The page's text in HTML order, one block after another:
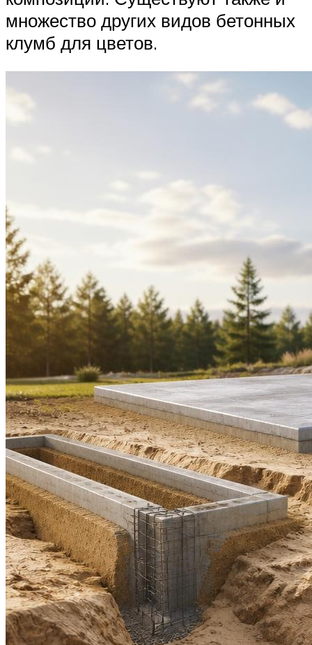
множество других видов бетонных
клумб для цветов.